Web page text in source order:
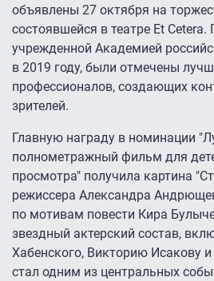
объявлены 27 октября на
состоявшейся в театре Et Cetera.
учрежденной Академией
в 2019 году, были отмечены
профессионалов, создающих
зрителей.
Главную награду в номинации
полнометражный фильм для
просмотра" получила картина
режиссера Александра
по мотивам повести Кира
звездный актерский состав,
Хабенского, Викторию Исакову
стал одним из центральных